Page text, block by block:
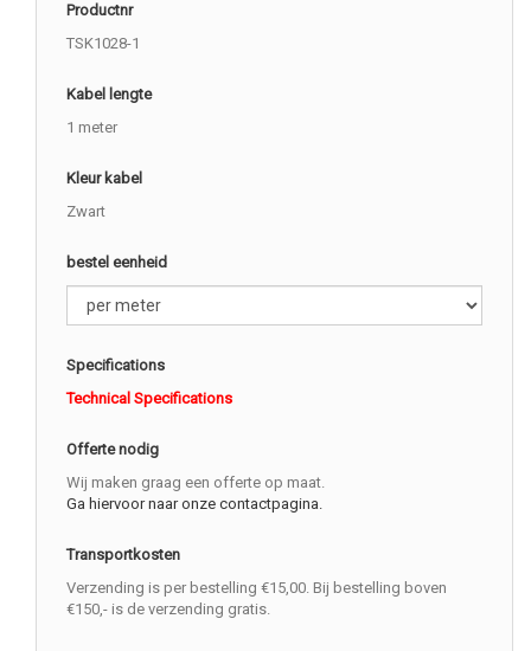
Productnr
TSK1028-1
Kabel lengte
1 meter
Kleur kabel
Zwart
bestel eenheid
Specifications
Technical Specifications
Offerte nodig
Wij maken graag een offerte op maat.
Ga hiervoor naar onze contactpagina.
Transportkosten
Verzending is per bestelling €15,00. Bij bestelling boven
€150,- is de verzending gratis.